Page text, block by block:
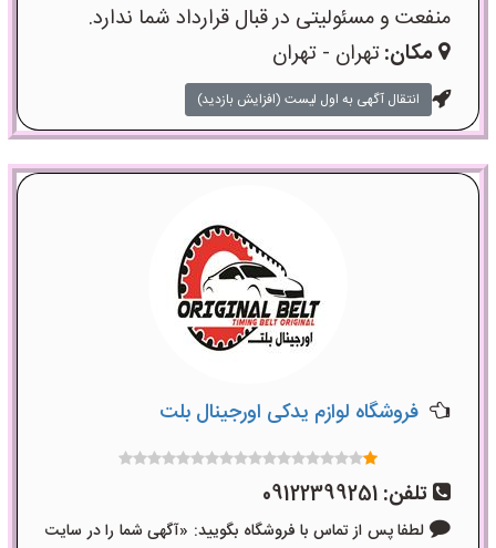
منفعت و مسئولیتی در قبال قرارداد شما ندارد.
مکان:تهران - تهران
انتقال آگهی به اول لیست (افزایش بازدید)
فروشگاه لوازم یدکی اورجینال بلت
تلفن: 09122399251
لطفا پس از تماس با فروشگاه بگویید: «آگهی شما را در سایت